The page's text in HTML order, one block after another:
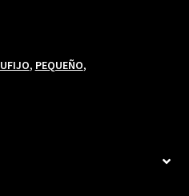
, PEQUEÑO,